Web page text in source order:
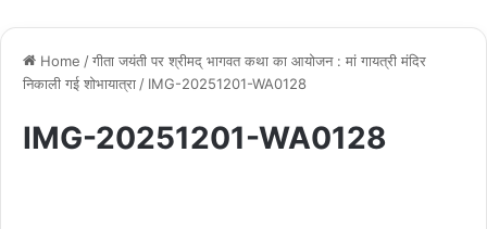
Home /गीता जयंती पर श्रीमद् भागवत कथा का आयोजन : मां गायत्री मंदिर
निकाली गई शोभायात्रा/ IMG-20251201-WA0128
IMG-20251201-WA0128